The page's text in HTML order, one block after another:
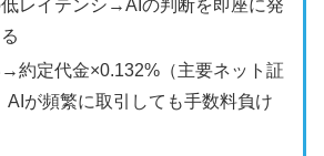
レイテンシ→AIの判断を即座に発
約定代金×0.132%（主要ネット証
AIが頻繁に取引しても手数料負け